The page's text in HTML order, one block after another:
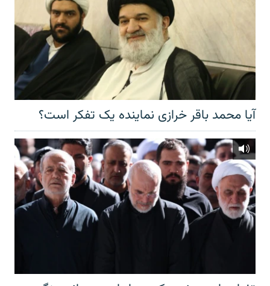
آیا محمد باقر خرازی نماینده یک تفکر است؟